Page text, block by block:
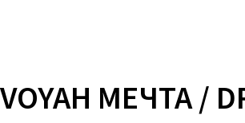
VOYAH МЕЧТА /